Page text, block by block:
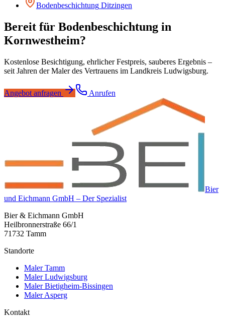
Bodenbeschichtung Ditzingen
Bereit für Bodenbeschichtung in
Kornwestheim?
Kostenlose Besichtigung, ehrlicher Festpreis, sauberes Ergebnis –
seit Jahren der Maler des Vertrauens im Landkreis Ludwigsburg.
Angebot anfragen Anrufen
Bier
und Eichmann GmbH – Der Spezialist
Bier & Eichmann GmbH
Heilbronnerstraße 66/1
71732 Tamm
Standorte
Maler Tamm
Maler Ludwigsburg
Maler Bietigheim-Bissingen
Maler Asperg
Kontakt